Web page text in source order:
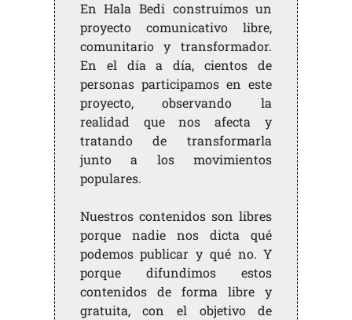
En Hala Bedi construimos un
proyecto comunicativo libre,
comunitario y transformador.
En el día a día, cientos de
personas participamos en este
proyecto, observando la
realidad que nos afecta y
tratando de transformarla
junto a los movimientos
populares.
Nuestros contenidos son libres
porque nadie nos dicta qué
podemos publicar y qué no. Y
porque difundimos estos
contenidos de forma libre y
gratuita, con el objetivo de